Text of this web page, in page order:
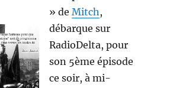
» deMitch,
débarque sur
RadioDelta, pour
son 5ème épisode
ce soir, à mi-